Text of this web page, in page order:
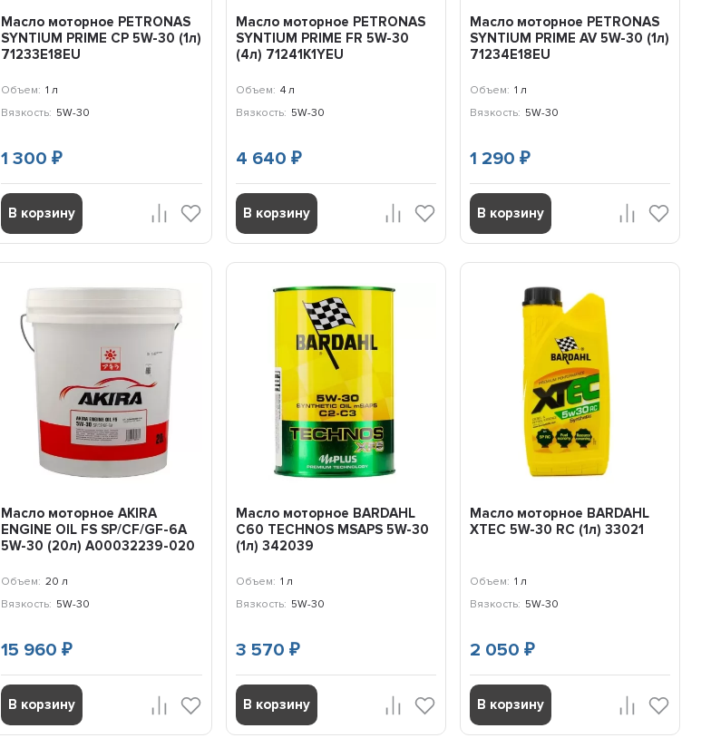
Масло моторное PETRONAS
SYNTIUM PRIME CP 5W-30 (1л)
71233E18EU
Объем: 1 л
Вязкость: 5W-30
1 300₽
В корзину
Масло моторное PETRONAS
SYNTIUM PRIME FR 5W-30
(4л) 71241K1YEU
Объем: 4 л
Вязкость: 5W-30
4 640 ₽
В корзину
Масло моторное PETRONAS
SYNTIUM PRIME AV 5W-30 (1л)
71234E18EU
Объем: 1 л
Вязкость: 5W-30
1 290 ₽
В корзину
Масло моторное AKIRA
ENGINE OIL FS SP/CF/GF-6A
5W-30 (20л) A00032239-020
Объем: 20 л
Вязкость: 5W-30
15 960₽
В корзину
Масло моторное BARDAHL
С60 TECHNOS MSAPS 5W-30
(1л) 342039
Объем: 1 л
Вязкость: 5W-30
3 570 ₽
В корзину
Масло моторное BARDAHL
XTEC 5W-30 RC (1л) 33021
Объем: 1 л
Вязкость: 5W-30
2 050 ₽
В корзину